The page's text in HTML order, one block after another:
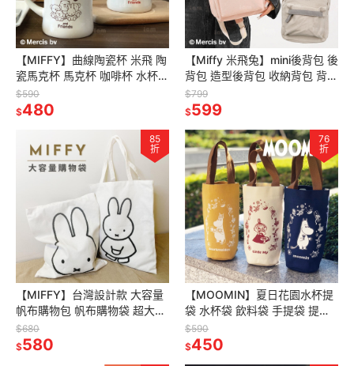
【MIFFY】曲線陶瓷杯 米飛 陶
瓷馬克杯 馬克杯 咖啡杯 水杯
陶瓷杯
$590
$480
【Miffy 米飛兔】mini後背包 後
背包 造型後背包 收納背包 背包
兒童背包
$799
$599
85
折
【MIFFY】台灣設計款 大容量
帆布購物包 帆布購物袋 超大購
物袋 購物袋 帆布袋 帆布包
$680
$580
76
折
【MOOMIN】夏日花園水杯提
袋 水杯袋 飲料袋 手提袋 提袋
帆布袋 購物袋 手搖飲
$590
$450